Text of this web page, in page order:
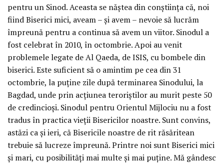
pentru un Sinod. Aceasta se năștea din conștiința că, noi
fiind Biserici mici, aveam – și avem – nevoie să lucrăm
împreună pentru a continua să avem un viitor. Sinodul a
fost celebrat în 2010, în octombrie. Apoi au venit
problemele legate de Al Qaeda, de ISIS, cu bombele din
biserici. Este suficient să o amintim pe cea din 31
octombrie, la puține zile după terminarea Sinodului, la
Bagdad, unde prin acțiunea teroriștilor au murit peste 50
de credincioși. Sinodul pentru Orientul Mijlociu nu a fost
tradus în practica vieții Bisericilor noastre. Sunt convins,
astăzi ca și ieri, că Bisericile noastre de rit răsăritean
trebuie să lucreze împreună. Printre noi sunt Biserici mici
și mari, cu posibilități mai multe și mai puține. Mă gândesc